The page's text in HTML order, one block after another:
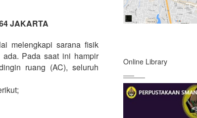
JAKARTA
melengkapi sarana fisik
ada. Pada saat ini hampir
ruang (AC), seluruh
Online Library